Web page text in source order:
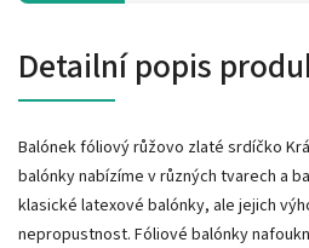
Detailní popis
Balónek fóliový růžovo zlaté srdíčko
balónky nabízíme v různých tvarech a
klasické latexové balónky, ale jejich
nepropustnost. Fóliové balónky